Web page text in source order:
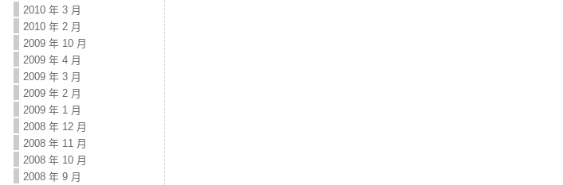
2010 年 3 月
2010 年 2 月
2009 年 10 月
2009 年 4 月
2009 年 3 月
2009 年 2 月
2009 年 1 月
2008 年 12 月
2008 年 11 月
2008 年 10 月
2008 年 9 月